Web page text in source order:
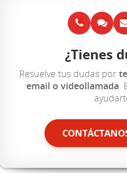
¿Tienes
Resuelve tus dudas por
email o videollamada.